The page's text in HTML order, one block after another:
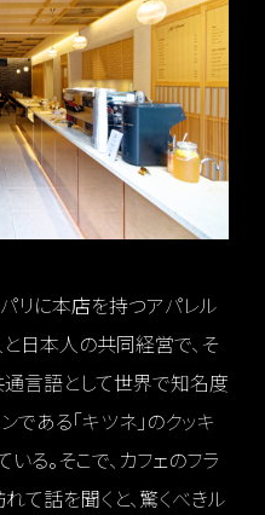
パリに本店を持つアパレル
と日本人の共同経営で、そ
言語として世界で知名度
である「キツネ」のクッキ
る。そこで、カフェのフラ
て話を聞くと、驚くべきル